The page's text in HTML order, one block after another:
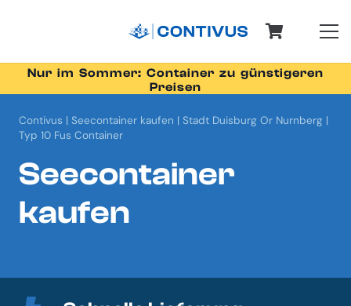
Nur im Sommer: Container zu günstigeren
Preisen
Contivus | Seecontainer kaufen | Stadt Duisburg Or Nurnberg |
Typ 10 Fus Container
Seecontainer
kaufen